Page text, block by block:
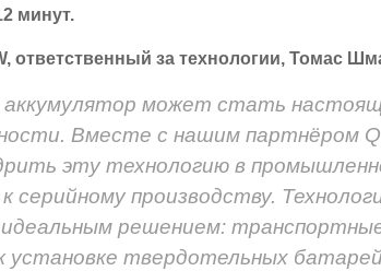
минут.
ответственный за технологии, Томас
аккумулятор может стать
Вместе с нашим партнёром
эту технологию в
серийному производству.
решением:
установке твердотельных